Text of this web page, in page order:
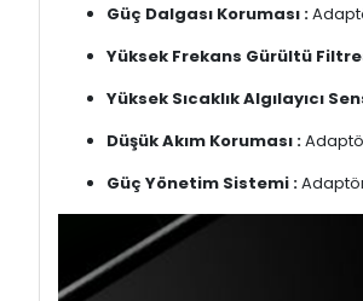
Güç Dalgası Koruması :
Yüksek Frekans Gürültü
Yüksek Sıcaklık Algılayıcı
Düşük Akım Koruması :
Güç Yönetim Sistemi :